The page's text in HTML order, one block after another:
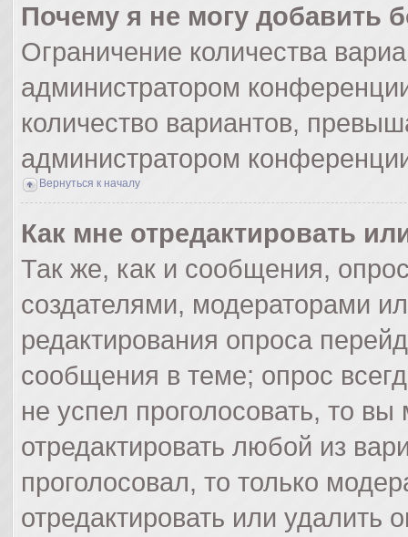
Почему я не могу добавить
Ограничение количества
администратором
количество вариантов,
администратором
Вернуться к началу
Как мне отредактировать
Так же, как и сообщения,
создателями, модераторами
редактирования опроса
сообщения в теме; опрос
не успел проголосовать, то
отредактировать любой из
проголосовал, то только
отредактировать или удалить